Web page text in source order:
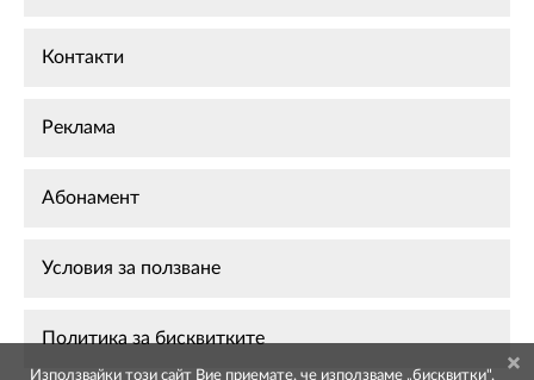
Контакти
Реклама
Абонамент
Условия за ползване
Политика за бисквитките
Използвайки този сайт Вие приемате, че използваме „бисквитки",